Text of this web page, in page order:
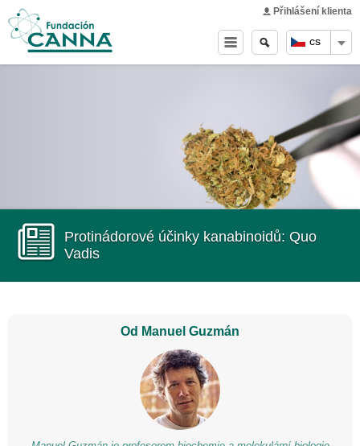
cs
Přihlášení klienta
Main menu
Search
form
Vyhledávání
Protinádorové účinky kanabinoidů: Quo
Vadis
Od Manuel Guzmán